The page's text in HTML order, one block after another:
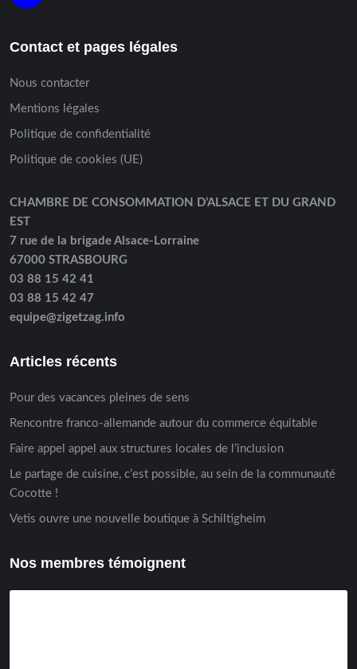
Contact et pages légales
Nous contacter
Mentions légales
Politique de confidentialité
Politique de cookies (UE)
CHAMBRE DE CONSOMMATION D’ALSACE ET DU GRAND
EST
7 rue de la brigade Alsace-Lorraine
67000 STRASBOURG
03 88 15 42 41
03 88 15 42 47
equipe@zigetzag.info
Articles récents
Pour des vacances pleines de sens
Rencontre franco-allemande autour du commerce équitable
Faire appel appel aux structures locales de l’inclusion
Le partage de cuisine, c’est possible, au sein de la communauté
Cocotte !
Vetis ouvre une nouvelle boutique à Schiltigheim
Nos membres témoignent